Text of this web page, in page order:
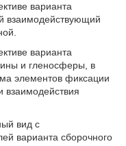
варианта
взаимодействующий
варианта
и гленосферы, в
элементов фиксации
взаимодействия
вид с
варианта сборочного